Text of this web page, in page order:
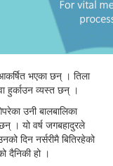
भएका छन् । तिला
हुर्काउन व्यस्त छन् ।
उनी बालबालिका
। यो वर्ष जगबहादुरले
दिन नर्सरीमै बितिरहेको
दैनिकी हो ।